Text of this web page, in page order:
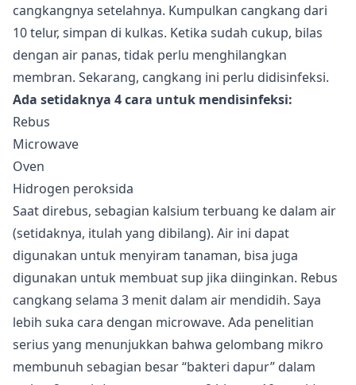
cangkangnya setelahnya. Kumpulkan cangkang dari
10 telur, simpan di kulkas. Ketika sudah cukup, bilas
dengan air panas, tidak perlu menghilangkan
membran. Sekarang, cangkang ini perlu didisinfeksi.
Ada setidaknya 4 cara untuk mendisinfeksi:
Rebus
Microwave
Oven
Hidrogen peroksida
Saat direbus, sebagian kalsium terbuang ke dalam air
(setidaknya, itulah yang dibilang). Air ini dapat
digunakan untuk menyiram tanaman, bisa juga
digunakan untuk membuat sup jika diinginkan. Rebus
cangkang selama 3 menit dalam air mendidih. Saya
lebih suka cara dengan microwave. Ada penelitian
serius yang menunjukkan bahwa gelombang mikro
membunuh sebagian besar “bakteri dapur” dalam